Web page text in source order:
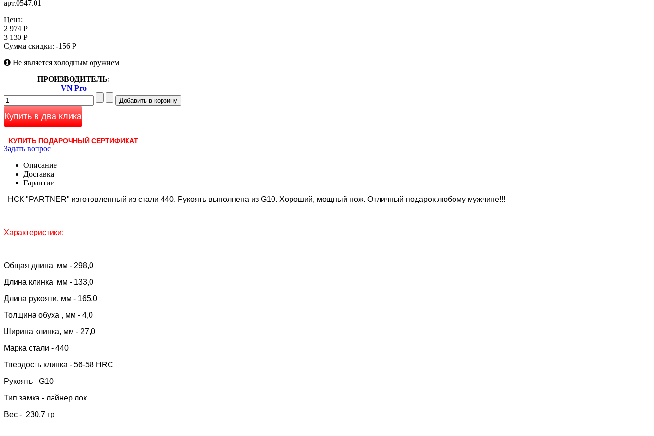
арт.0547.01
Цена:
2 974 Р
3 130 Р
Сумма скидки: -156 Р
Не является холодным оружием
ПРОИЗВОДИТЕЛЬ:
VN Pro
Купить в два клика
КУПИТЬ ПОДАРОЧНЫЙ СЕРТИФИКАТ
Задать вопрос
Описание
Доставка
Гарантии
НСК "PARTNER" изготовленный из стали 440. Рукоять выполнена из G10. Хороший, мощный нож. Отличный подарок любому мужчине!!!
Характеристики:
Общая длина, мм - 298,0
Длина клинка, мм - 133,0
Длина рукояти, мм - 165,0
Толщина обуха , мм - 4,0
Ширина клинка, мм - 27,0
Марка стали - 440
Твердость клинка - 56-58 HRC
Рукоять - G10
Тип замка - лайнер лок
Вес - 230,7 гр